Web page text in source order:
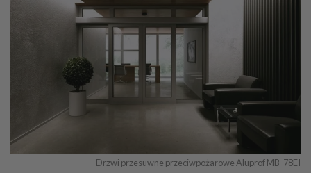
Drzwi przesuwne przeciwpożarowe Aluprof MB-78EI